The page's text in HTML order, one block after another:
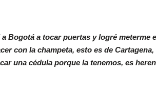
Bogotá a tocar puertas y logré meterme
con la champeta, esto es de Cartagena,
una cédula porque la tenemos, es